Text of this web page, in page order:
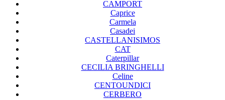
CAMPORT
Caprice
Carmela
Casadei
CASTELLANISIMOS
CAT
Caterpillar
CECILIA BRINGHELLI
Celine
CENTOUNDICI
CERBERO